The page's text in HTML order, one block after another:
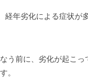
経年劣化による症状が
う前に、劣化が起こ
。